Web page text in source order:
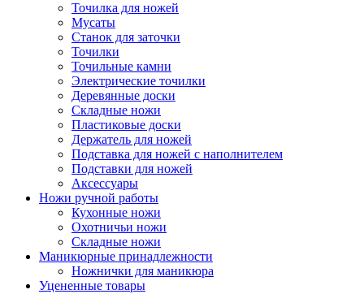
Точилка для ножей
Мусаты
Станок для заточки
Точилки
Точильные камни
Электрические точилки
Деревянные доски
Складные ножи
Пластиковые доски
Держатель для ножей
Подставка для ножей с наполнителем
Подставки для ножей
Аксессуары
Ножи ручной работы
Кухонные ножи
Охотничьи ножи
Складные ножи
Маникюрные принадлежности
Ножнички для маникюра
Уцененные товары